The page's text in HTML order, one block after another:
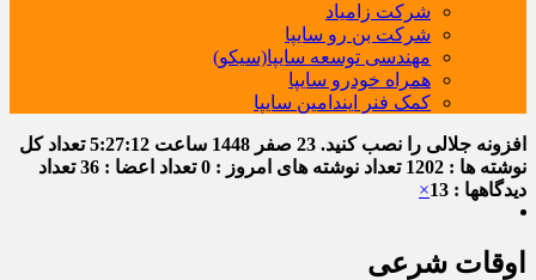
شرکت زامیاد
شرکت بن رو سایپا
مهندسی توسعه سایپا(سیکو)
همراه خودرو سایپا
کمک فنر ایندامین سایپا
افزونه جلالی را نصب کنید. 23 صفر 1448 ساعت 5:27:12تعداد کل
نوشته ها : 1202
تعداد نوشته های امروز : 0 تعداد اعضا : 36
تعداد
دیدگاهها : 13
×
اوقات شرعی